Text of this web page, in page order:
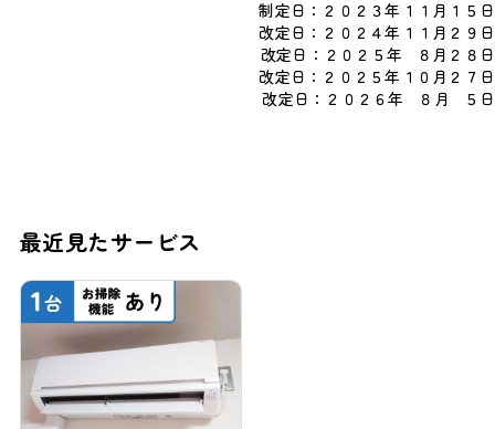
制定日：２０２３年１１月１５日
改定日：２０２４年１１月２９日
改定日：２０２５年 ８月２８日
改定日：２０２５年１０月２７日
改定日：２０２６年 ８月 ５日
最近見たサービス